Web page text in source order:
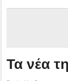
Τα νέα